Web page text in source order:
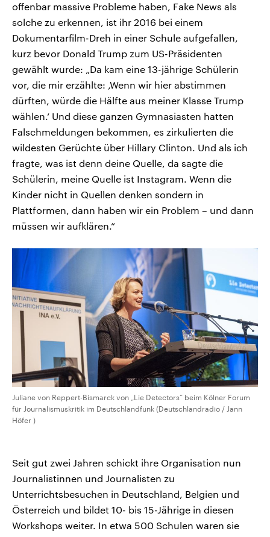
offenbar massive Probleme haben, Fake News als
solche zu erkennen, ist ihr 2016 bei einem
Dokumentarfilm-Dreh in einer Schule aufgefallen,
kurz bevor Donald Trump zum US-Präsidenten
gewählt wurde: „Da kam eine 13-jährige Schülerin
vor, die mir erzählte: ‚Wenn wir hier abstimmen
dürften, würde die Hälfte aus meiner Klasse Trump
wählen.‘ Und diese ganzen Gymnasiasten hatten
Falschmeldungen bekommen, es zirkulierten die
wildesten Gerüchte über Hillary Clinton. Und als ich
fragte, was ist denn deine Quelle, da sagte die
Schülerin, meine Quelle ist Instagram. Wenn die
Kinder nicht in Quellen denken sondern in
Plattformen, dann haben wir ein Problem – und dann
müssen wir aufklären.“
Juliane von Reppert-Bismarck von „Lie Detectors“ beim Kölner Forum
für Journalismuskritik im Deutschlandfunk (Deutschlandradio / Jann
Höfer )
Seit gut zwei Jahren schickt ihre Organisation nun
Journalistinnen und Journalisten zu
Unterrichtsbesuchen in Deutschland, Belgien und
Österreich und bildet 10- bis 15-Jährige in diesen
Workshops weiter. In etwa 500 Schulen waren sie